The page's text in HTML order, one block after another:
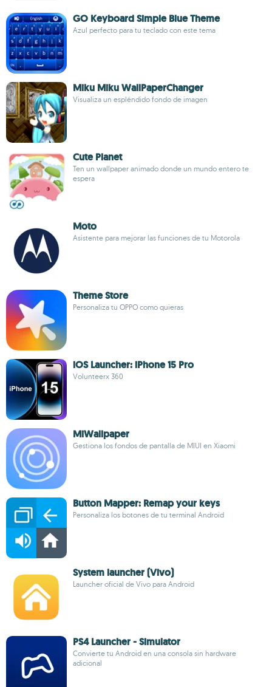
GO Keyboard Simple Blue Theme
Azul perfecto para tu teclado con este tema
Miku Miku WallPaperChanger
Visualiza un espléndido fondo de imagen
Cute Planet
Ten un wallpaper animado donde un mundo entero te
espera
Moto
Asistente para mejorar las funciones de tu Motorola
Theme Store
Personaliza tu OPPO como quieras
iOS Launcher: iPhone 15 Pro
Volunteerx 360
MiWallpaper
Gestiona los fondos de pantalla de MIUI en Xiaomi
Button Mapper: Remap your keys
Personaliza los botones de tu terminal Android
System launcher (Vivo)
Launcher oficial de Vivo para Android
PS4 Launcher - Simulator
Convierte tu Android en una consola sin hardware
adicional